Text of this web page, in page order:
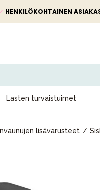
✓ HENKILÖKOHTAINEN
Lasten turvaistuimet
lisävarusteet